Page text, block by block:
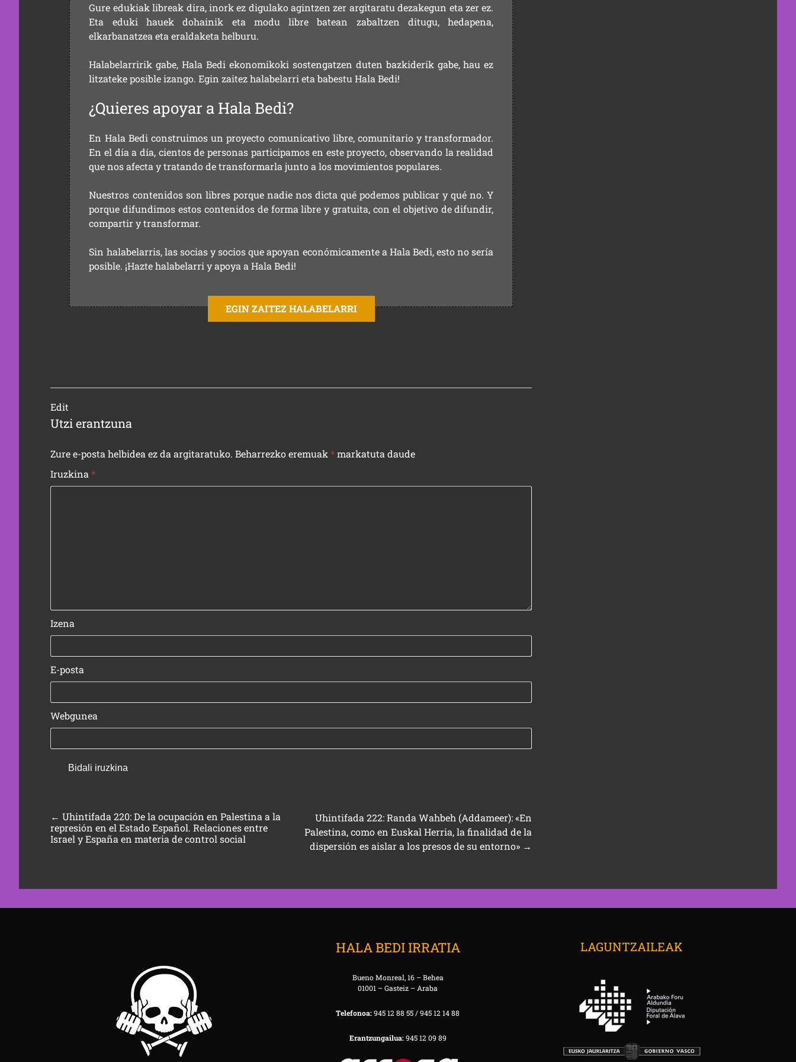
Gure edukiak libreak dira, inork ez digulako agintzen zer argitaratu dezakegun eta zer ez.
Eta eduki hauek dohainik eta modu libre batean zabaltzen ditugu, hedapena,
elkarbanatzea eta eraldaketa helburu.
Halabelarririk gabe, Hala Bedi ekonomikoki sostengatzen duten bazkiderik gabe, hau ez
litzateke posible izango. Egin zaitez halabelarri eta babestu Hala Bedi!
¿Quieres apoyar a Hala Bedi?
En Hala Bedi construimos un proyecto comunicativo libre, comunitario y transformador.
En el día a día, cientos de personas participamos en este proyecto, observando la realidad
que nos afecta y tratando de transformarla junto a los movimientos populares.
Nuestros contenidos son libres porque nadie nos dicta qué podemos publicar y qué no. Y
porque difundimos estos contenidos de forma libre y gratuita, con el objetivo de difundir,
compartir y transformar.
Sin halabelarris, las socias y socios que apoyan económicamente a Hala Bedi, esto no sería
posible. ¡Hazte halabelarri y apoya a Hala Bedi!
EGIN ZAITEZ HALABELARRI
Edit
Utzi erantzuna
Zure e-posta helbidea ez da argitaratuko. Beharrezko eremuak*markatuta daude
Iruzkina*
Izena
E-posta
Webgunea
←Uhintifada 220: De la ocupación en Palestina a la
represión en el Estado Español. Relaciones entre
Israel y España en materia de control social
Uhintifada 222: Randa Wahbeh (Addameer): «En
Palestina, como en Euskal Herria, la finalidad de la
dispersión es aislar a los presos de su entorno» →
HALA BEDI IRRATIA
Bueno Monreal, 16 – Behea
01001 – Gasteiz – Araba
Telefonoa:945 12 88 55 / 945 12 14 88
Erantzungailua:945 12 09 89
LAGUNTZAILEAK